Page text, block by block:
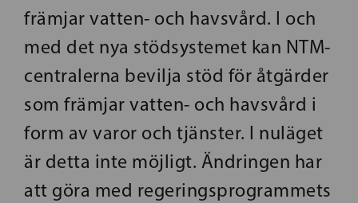
främjar vatten- och havsvård. I och
med det nya stödsystemet kan NTM-
centralerna bevilja stöd för åtgärder
som främjar vatten- och havsvård i
form av varor och tjänster. I nuläget
är detta inte möjligt. Ändringen har
att göra med regeringsprogrammets